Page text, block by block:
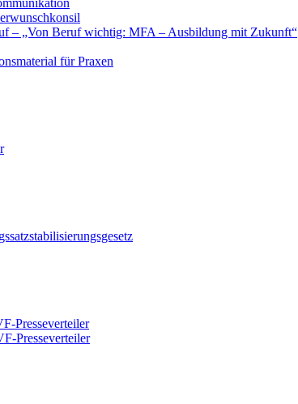
– „Von Beruf wichtig: MFA – Ausbildung mit Zukunft“
für Praxen
Presseverteiler
Presseverteiler